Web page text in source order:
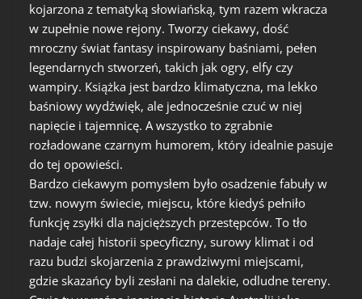
kojarzona z tematyką słowiańską, tym razem wkracza
w zupełnie nowe rejony. Tworzy ciekawy, dość
mroczny świat fantasy inspirowany baśniami, pełen
legendarnych stworzeń, takich jak ogry, elfy czy
wampiry. Książka jest bardzo klimatyczna, ma lekko
baśniowy wydźwięk, ale jednocześnie czuć w niej
napięcie i tajemnicę. A wszystko to zgrabnie
rozładowane czarnym humorem, który idealnie pasuje
do tej opowieści.
Bardzo ciekawym pomysłem było osadzenie fabuły w
tzw. nowym świecie, miejscu, które kiedyś pełniło
funkcję zsyłki dla najcięższych przestępców. To tło
nadaje całej historii specyficzny, surowy klimat i od
razu budzi skojarzenia z prawdziwymi miejscami,
gdzie skazańcy byli zesłani na dalekie, odludne tereny.